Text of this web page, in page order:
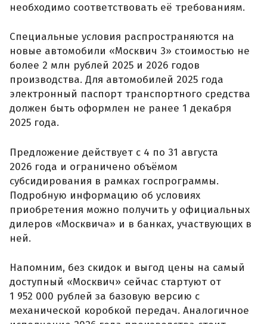
необходимо соответствовать её требованиям.
Специальные условия распространяются на
новые автомобили «Москвич 3» стоимостью не
более 2 млн рублей 2025 и 2026 годов
производства. Для автомобилей 2025 года
электронный паспорт транспортного средства
должен быть оформлен не ранее 1 декабря
2025 года.
Предложение действует с 4 по 31 августа
2026 года и ограничено объёмом
субсидирования в рамках госпрограммы.
Подробную информацию об условиях
приобретения можно получить у официальных
дилеров «Москвича» и в банках, участвующих в
ней.
Напомним, без скидок и выгод цены на самый
доступный «Москвич» сейчас стартуют от
1 952 000 рублей за базовую версию с
механической коробкой передач. Аналогичное